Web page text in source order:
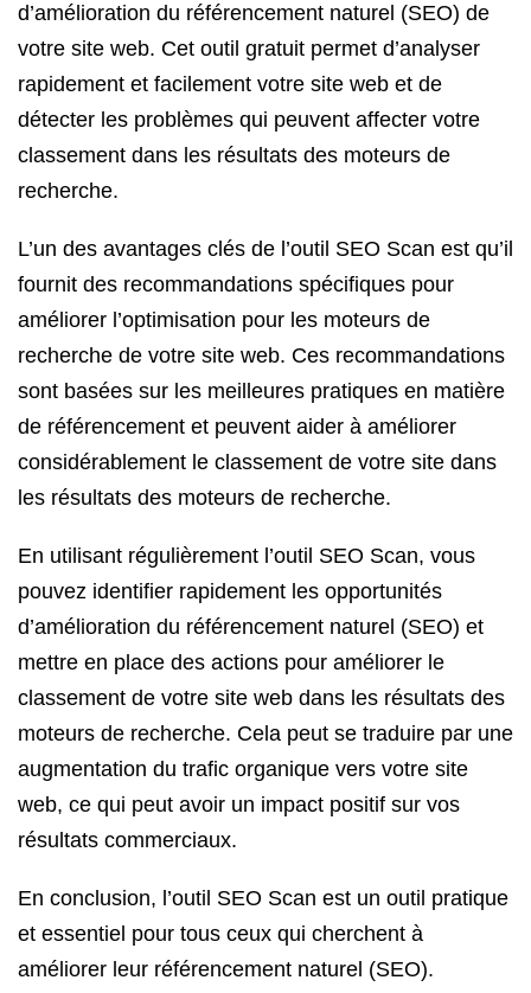
d’amélioration du référencement naturel (SEO) de
votre site web. Cet outil gratuit permet d’analyser
rapidement et facilement votre site web et de
détecter les problèmes qui peuvent affecter votre
classement dans les résultats des moteurs de
recherche.
L’un des avantages clés de l’outil SEO Scan est qu’il
fournit des recommandations spécifiques pour
améliorer l’optimisation pour les moteurs de
recherche de votre site web. Ces recommandations
sont basées sur les meilleures pratiques en matière
de référencement et peuvent aider à améliorer
considérablement le classement de votre site dans
les résultats des moteurs de recherche.
En utilisant régulièrement l’outil SEO Scan, vous
pouvez identifier rapidement les opportunités
d’amélioration du référencement naturel (SEO) et
mettre en place des actions pour améliorer le
classement de votre site web dans les résultats des
moteurs de recherche. Cela peut se traduire par une
augmentation du trafic organique vers votre site
web, ce qui peut avoir un impact positif sur vos
résultats commerciaux.
En conclusion, l’outil SEO Scan est un outil pratique
et essentiel pour tous ceux qui cherchent à
améliorer leur référencement naturel (SEO).